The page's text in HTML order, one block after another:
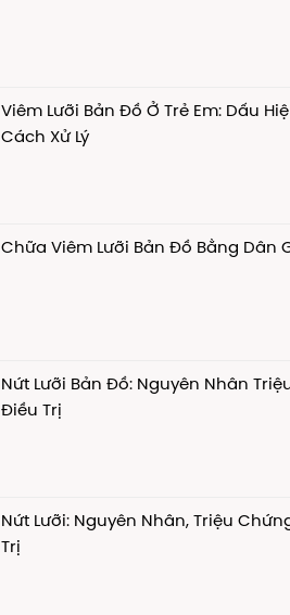
Viêm Lưỡi Bản Đồ Ở Trẻ Em: Dấu
Cách Xử Lý
Chữa Viêm Lưỡi Bản Đồ Bằng Dân
Nứt Lưỡi Bản Đồ: Nguyên Nhân
Điều Trị
Nứt Lưỡi: Nguyên Nhân, Triệu
Trị